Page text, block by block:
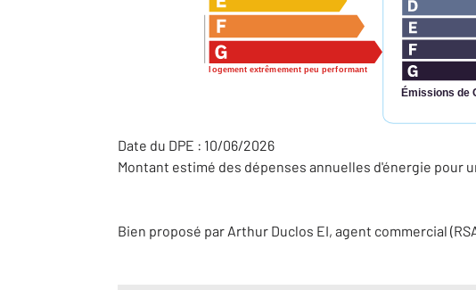
logement extrêmement peu performant
Émissions de
Date du DPE : 10/06/2026
Montant estimé des dépenses annuelles d'énergie pour
Bien proposé par Arthur Duclos EI, agent commercial